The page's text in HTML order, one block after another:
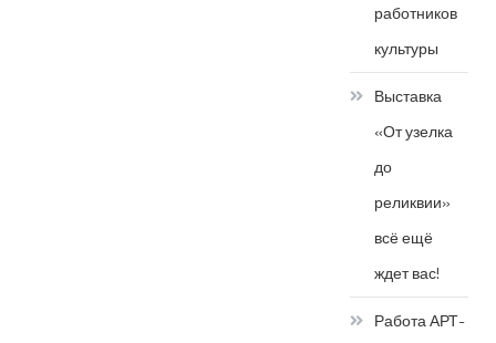
работников
культуры
Выставка
«От узелка
до
реликвии»
всё ещё
ждет вас!
Работа АРТ-